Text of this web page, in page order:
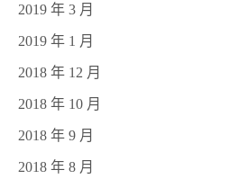
2019 年 3 月
2019 年 1 月
2018 年 12 月
2018 年 10 月
2018 年 9 月
2018 年 8 月